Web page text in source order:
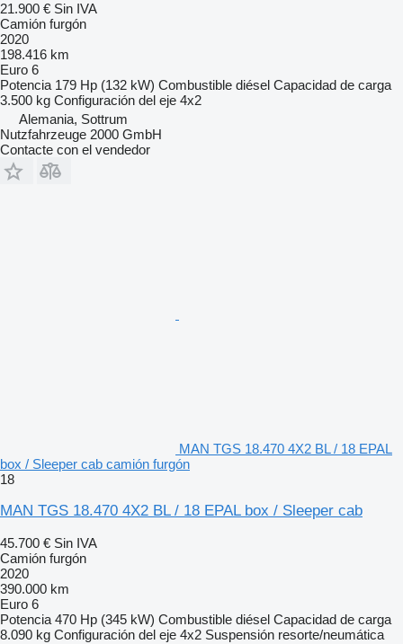
21.900 € Sin IVA
Camión furgón
2020
198.416 km
Euro 6
Potencia 179 Hp (132 kW) Combustible diésel Capacidad de carga
3.500 kg Configuración del eje 4x2
Alemania, Sottrum
Nutzfahrzeuge 2000 GmbH
Contacte con el vendedor
MAN TGS 18.470 4X2 BL / 18 EPAL
box / Sleeper cab camión furgón
18
MAN TGS 18.470 4X2 BL / 18 EPAL box / Sleeper cab
45.700 € Sin IVA
Camión furgón
2020
390.000 km
Euro 6
Potencia 470 Hp (345 kW) Combustible diésel Capacidad de carga
8.090 kg Configuración del eje 4x2 Suspensión resorte/neumática